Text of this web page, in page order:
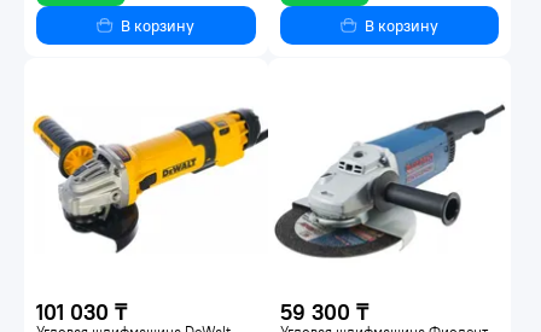
В корзину В корзину
101 030 ₸ 59 300 ₸